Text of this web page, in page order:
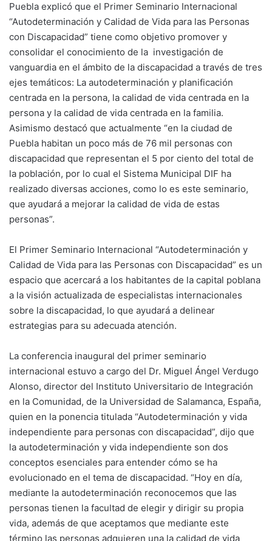
Puebla explicó que el Primer Seminario Internacional
“Autodeterminación y Calidad de Vida para las Personas
con Discapacidad” tiene como objetivo promover y
consolidar el conocimiento de la investigación de
vanguardia en el ámbito de la discapacidad a través de tres
ejes temáticos: La autodeterminación y planificación
centrada en la persona, la calidad de vida centrada en la
persona y la calidad de vida centrada en la familia.
Asimismo destacó que actualmente “en la ciudad de
Puebla habitan un poco más de 76 mil personas con
discapacidad que representan el 5 por ciento del total de
la población, por lo cual el Sistema Municipal DIF ha
realizado diversas acciones, como lo es este seminario,
que ayudará a mejorar la calidad de vida de estas
personas”.
El Primer Seminario Internacional “Autodeterminación y
Calidad de Vida para las Personas con Discapacidad” es un
espacio que acercará a los habitantes de la capital poblana
a la visión actualizada de especialistas internacionales
sobre la discapacidad, lo que ayudará a delinear
estrategias para su adecuada atención.
La conferencia inaugural del primer seminario
internacional estuvo a cargo del Dr. Miguel Ángel Verdugo
Alonso, director del Instituto Universitario de Integración
en la Comunidad, de la Universidad de Salamanca, España,
quien en la ponencia titulada “Autodeterminación y vida
independiente para personas con discapacidad”, dijo que
la autodeterminación y vida independiente son dos
conceptos esenciales para entender cómo se ha
evolucionado en el tema de discapacidad. “Hoy en día,
mediante la autodeterminación reconocemos que las
personas tienen la facultad de elegir y dirigir su propia
vida, además de que aceptamos que mediante este
término las personas adquieren una la calidad de vida